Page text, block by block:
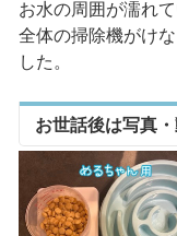
お水の周囲が濡れ
全体の掃除機がけ
した。
お世話後は写真